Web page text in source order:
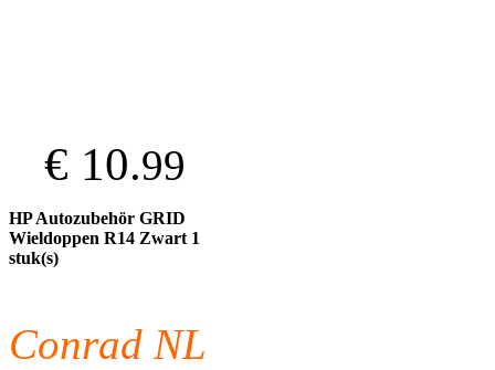
€ 10.99
HP Autozubehör GRID
Wieldoppen R14 Zwart 1
stuk(s)
Conrad NL